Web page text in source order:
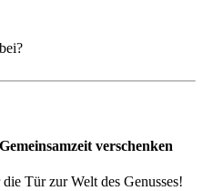
verschenken
Tür zur Welt des Genusses!